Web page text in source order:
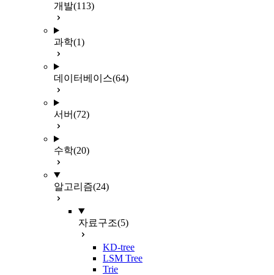
개발(113)
과학(1)
데이터베이스(64)
서버(72)
수학(20)
알고리즘(24)
자료구조(5)
KD-tree
LSM Tree
Trie